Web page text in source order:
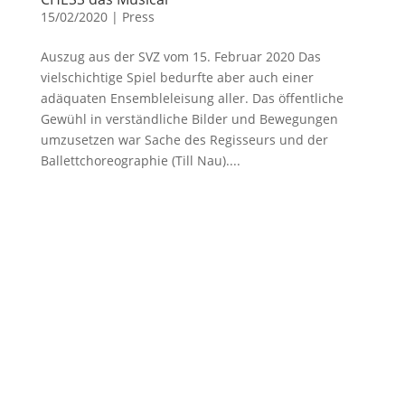
15/02/2020| Press
Auszug aus der SVZ vom 15. Februar 2020 Das
vielschichtige Spiel bedurfte aber auch einer
adäquaten Ensembleleisung aller. Das öffentliche
Gewühl in verständliche Bilder und Bewegungen
umzusetzen war Sache des Regisseurs und der
Ballettchoreographie (Till Nau)....